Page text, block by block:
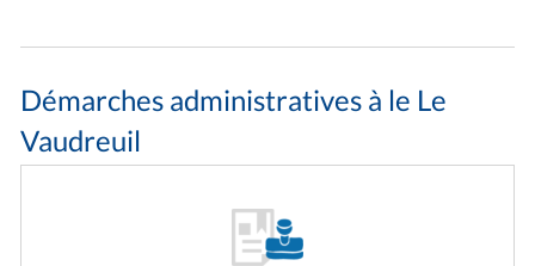
Démarches administratives à le Le
Vaudreuil